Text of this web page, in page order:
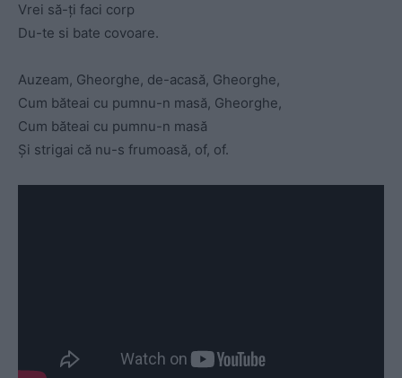
Vrei să-ți faci corp
Du-te si bate covoare.
Auzeam, Gheorghe, de-acasă, Gheorghe,
Cum băteai cu pumnu-n masă, Gheorghe,
Cum băteai cu pumnu-n masă
Și strigai că nu-s frumoasă, of, of.